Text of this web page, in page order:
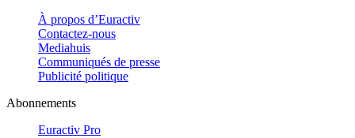
À propos d’Euractiv
Contactez-nous
Mediahuis
Communiqués de presse
Publicité politique
Abonnements
Euractiv Pro